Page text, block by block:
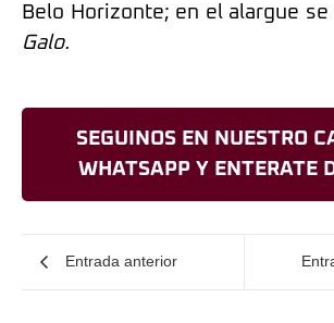
Belo Horizonte; en el alargue
Galo.
SEGUINOS EN NUESTRO
WHATSAPP Y ENTERATE
Entrada anterior